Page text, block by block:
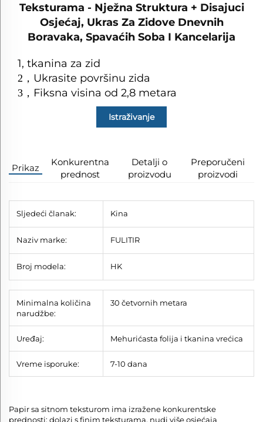
Teksturama - Nježna Struktura + Disajuci
Osjećaj, Ukras Za Zidove Dnevnih
Boravaka, Spavaćih Soba I Kancelarija
1, tkanina za zid
2 ， Ukrasite površinu zida
3 ， Fiksna visina od 2,8 metara
Istraživanje
Prikaz
Konkurentna
prednost
Detalji o
proizvodu
Preporučeni
proizvodi
Sljedeći članak: Kina
Naziv marke: FULITIR
Broj modela: HK
Minimalna količina
narudžbe:
30 četvornih metara
Uređaj: Mehurićasta folija i tkanina vrećica
Vreme isporuke: 7-10 dana
Papir sa sitnom teksturom ima izražene konkurentske
prednosti: dolazi s finim teksturama, nudi više osjećaja